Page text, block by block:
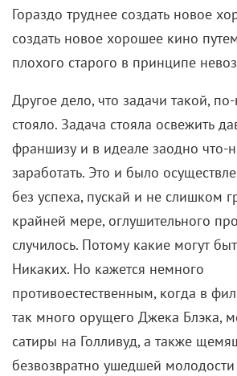
Гораздо труднее создать новое
создать новое хорошее кино
плохого старого в принципе
Другое дело, что задачи такой,
стояло. Задача стояла освежить
франшизу и в идеале заодно что-
заработать. Это и было
без успеха, пускай и не слишком
крайней мере, оглушительного
случилось. Потому какие могут
Никаких. Но кажется немного
противоестественным, когда в
так много орущего Джека Блэка,
сатиры на Голливуд, а также
безвозвратно ушедшей